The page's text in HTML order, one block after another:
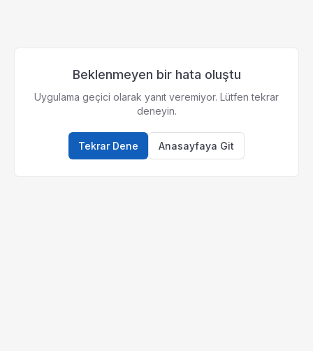
Beklenmeyen bir hata oluştu
Uygulama geçici olarak yanıt veremiyor. Lütfen tekrar
deneyin.
Tekrar Dene Anasayfaya Git